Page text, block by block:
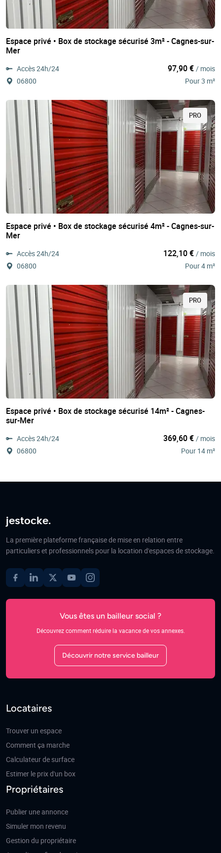
Espace privé • Box de stockage sécurisé 3m² - Cagnes-sur-
Mer
Accès 24h/24
06800
97,90 € / mois
Pour 3 m²
PRO
Espace privé • Box de stockage sécurisé 4m² - Cagnes-sur-
Mer
Accès 24h/24
06800
122,10 € / mois
Pour 4 m²
PRO
Espace privé • Box de stockage sécurisé 14m² - Cagnes-
sur-Mer
Accès 24h/24
06800
369,60 € / mois
Pour 14 m²
jestocke.
La première plateforme française de mise en relation entre
particuliers et professionnels pour la location d'espaces de stockage.
Vous êtes un bailleur social ?
Découvrez comment réduire la vacance de vos annexes.
Découvrir notre service bailleur
Locataires
Trouver un espace
Comment ça marche
Calculateur de surface
Estimer le prix d'un box
Propriétaires
Publier une annonce
Simuler mon revenu
Gestion du propriétaire